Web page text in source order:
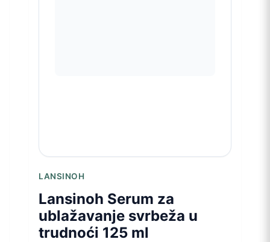
LANSINOH
Lansinoh Serum za
ublažavanje svrbeža u
trudnoći 125 ml